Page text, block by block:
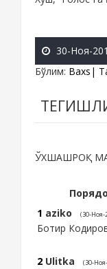
30-Ноя-
Бўлим: Baxs|
ЎХШАШРОҚ
1 aziko (30-Ноя-
Ботир
2 Ulitka (30-